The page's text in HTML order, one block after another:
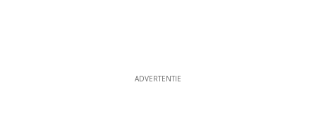
ADVERTENTIE